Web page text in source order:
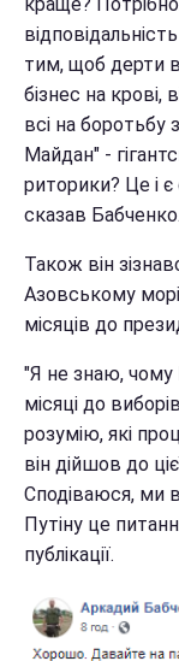
краще?
тим, щоб дерти
бізнес на крові,
всі на боротьбу
Майдан" -
риторики? Це і
сказав Бабченко.
Також він
Азовському
місяців до
"Я не знаю, чому
місяці до
розумію, які
він дійшов до
Сподіваюся, ми
Путіну це
публікації.